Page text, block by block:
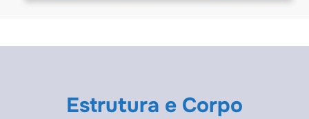
Estrutura e Corpo